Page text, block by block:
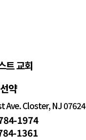
트 교회
약
Ave. Closter, NJ 07624
1974
1361